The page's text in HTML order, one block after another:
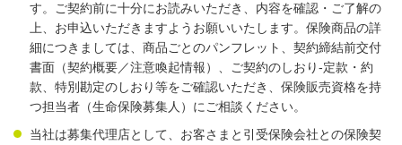
す。ご契約前に十分にお読みいただき、内容を確認・ご了解の
上、お申込いただきますようお願いいたします。保険商品の詳
細につきましては、商品ごとのパンフレット、契約締結前交付
書面（契約概要／注意喚起情報）、ご契約のしおり-定款・約
款、特別勘定のしおり等をご確認いただき、保険販売資格を持
つ担当者（生命保険募集人）にご相談ください。
当社は募集代理店として、お客さまと引受保険会社との保険契